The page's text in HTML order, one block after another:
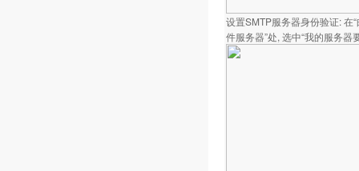
设置SMTP服务器身份验证: 在
件服务器”处, 选中“我的服务器